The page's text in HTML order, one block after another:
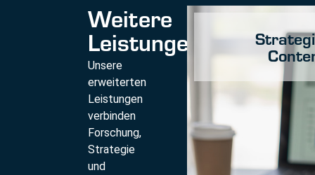
Weitere
Leistungen
Unsere
erweiterten
Leistungen
verbinden
Forschung,
Strategie
und